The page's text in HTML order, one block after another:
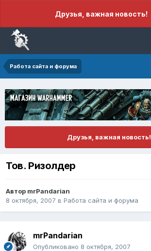
Друзья, важная новость!
Работа сайта и форума
Друзья, важная новость!
Тов. Ризолдер
Автор mrPandarian
8 октября, 2007 в Работа сайта и форума
mrPandarian
Опубликовано 8 октября, 2007